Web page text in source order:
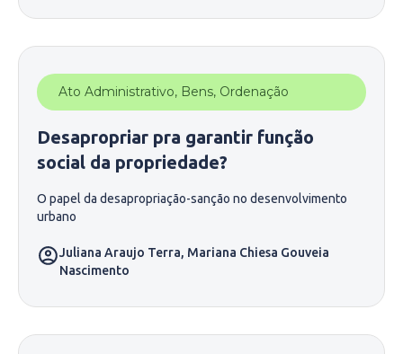
Ato Administrativo, Bens, Ordenação
Desapropriar pra garantir função
social da propriedade?
O papel da desapropriação-sanção no desenvolvimento
urbano
Juliana Araujo Terra, Mariana Chiesa Gouveia
Nascimento